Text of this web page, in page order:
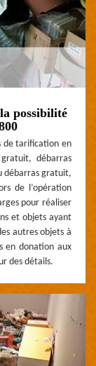
possibilité
de tarification en
débarras
débarras gratuit,
de l’opération
pour réaliser
et objets ayant
autres objets à
en donation aux
des détails.